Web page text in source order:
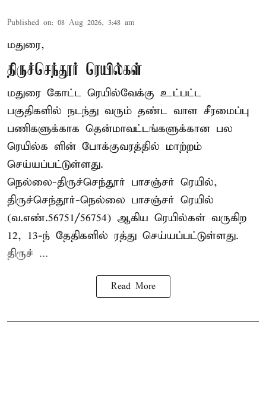
Published on: 08 Aug 2026, 3:48 am
மதுரை,
திருச்செந்தூர் ரெயில்கள்
மதுரை கோட்ட ரெயில்வேக்கு உட்பட்ட
பகுதிகளில் நடந்து வரும் தண்ட வாள சீரமைப்பு
பணிகளுக்காக தென்மாவட்டங்களுக்கான பல
ரெயில்க ளின் போக்குவரத்தில் மாற்றம்
செய்யப்பட்டுள்ளது.
நெல்லை-திருச்செந்தூர் பாசஞ்சர் ரெயில்,
திருச்செந்தூர்-நெல்லை பாசஞ்சர் ரெயில்
(வ.எண்.56751/56754) ஆகிய ரெயில்கள் வருகிற
12, 13-ந் தேதிகளில் ரத்து செய்யப்பட்டுள்ளது.
திருச் ...
Read More